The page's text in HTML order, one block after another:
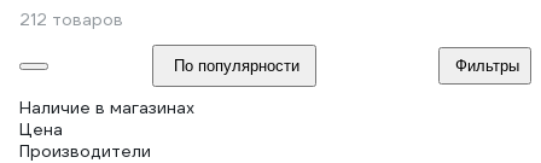
212 товаров
По популярности Фильтры
Наличие в магазинах
Цена
Производители